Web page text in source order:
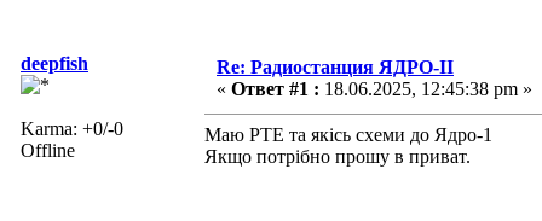
deepfish
Karma: +0/-0
Offline
Re: Радиостанция ЯДРО-II
« Ответ #1 : 18.06.2025, 12:45:38 pm »
Маю РТЕ та якісь схеми до Ядро-1
Якщо потрібно прошу в приват.